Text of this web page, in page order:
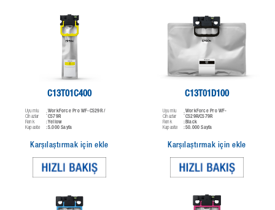
C13T01C400
Uyumlu
Cihazlar
:
WorkForce Pro WF-C529R /
C579R
Renk
:Yellow
Kapasite
:5.000 Sayfa
Karşılaştırmak için ekle
C13T01D100
Uyumlu
Cihazlar
:
WorkForce Pro WF-
C529R/C579R
Renk
: Black
Kapasite
:50.000 Sayfa
Karşılaştırmak için ekle